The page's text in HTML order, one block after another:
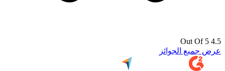
4.5 Out Of 5
عرض جميع الجوائز